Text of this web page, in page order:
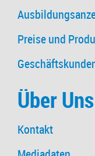
Preise und
Über Uns
Kontakt